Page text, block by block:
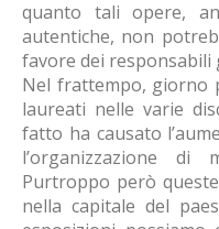
quanto tali opere,
autentiche, non
favore dei responsabili
Nel frattempo, giorno
laureati nelle varie
fatto ha causato
l’organizzazione di
Purtroppo però
nella capitale del